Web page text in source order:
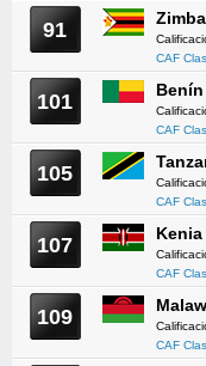
91
CAF
101 Benín
CAF
105
CAF
107 Kenia
CAF
109
CAF